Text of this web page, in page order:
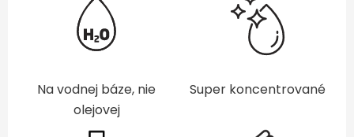
Na vodnej báze, nie
olejovej
Super koncentrované